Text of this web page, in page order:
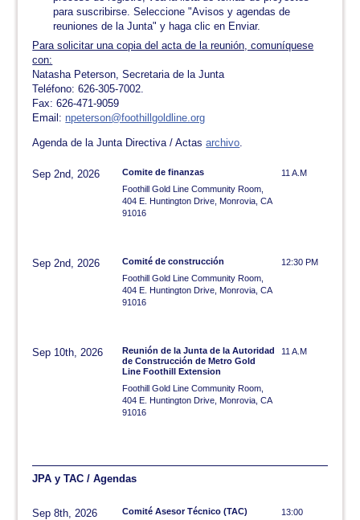
para suscribirse. Seleccione "Avisos y agendas de
reuniones de la Junta" y haga clic en Enviar.
Para solicitar una copia del acta de la reunión, comuníquese
con:
Natasha Peterson, Secretaria de la Junta
Teléfono: 626-305-7002.
Fax: 626-471-9059
Email: npeterson@foothillgoldline.org
Agenda de la Junta Directiva / Actasarchivo.
Sep 2nd, 2026
Comite de finanzas
Foothill Gold Line Community Room,
404 E. Huntington Drive, Monrovia, CA
91016
11 A.M
Sep 2nd, 2026
Comité de construcción
Foothill Gold Line Community Room,
404 E. Huntington Drive, Monrovia, CA
91016
12:30 PM
Sep 10th, 2026
Reunión de la Junta de la Autoridad
de Construcción de Metro Gold
Line Foothill Extension
Foothill Gold Line Community Room,
404 E. Huntington Drive, Monrovia, CA
91016
11 A.M
JPA y TAC / Agendas
Sep 8th, 2026
Comité Asesor Técnico (TAC)
13:00